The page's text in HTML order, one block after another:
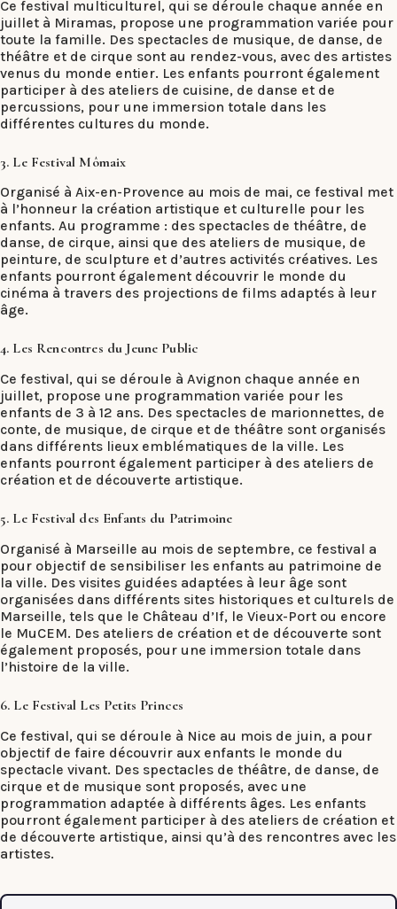
Ce festival multiculturel, qui se déroule chaque année en
juillet à Miramas, propose une programmation variée pour
toute la famille. Des spectacles de musique, de danse, de
théâtre et de cirque sont au rendez-vous, avec des artistes
venus du monde entier. Les enfants pourront également
participer à des ateliers de cuisine, de danse et de
percussions, pour une immersion totale dans les
différentes cultures du monde.
3. Le Festival Mômaix
Organisé à Aix-en-Provence au mois de mai, ce festival met
à l’honneur la création artistique et culturelle pour les
enfants. Au programme : des spectacles de théâtre, de
danse, de cirque, ainsi que des ateliers de musique, de
peinture, de sculpture et d’autres activités créatives. Les
enfants pourront également découvrir le monde du
cinéma à travers des projections de films adaptés à leur
âge.
4. Les Rencontres du Jeune Public
Ce festival, qui se déroule à Avignon chaque année en
juillet, propose une programmation variée pour les
enfants de 3 à 12 ans. Des spectacles de marionnettes, de
conte, de musique, de cirque et de théâtre sont organisés
dans différents lieux emblématiques de la ville. Les
enfants pourront également participer à des ateliers de
création et de découverte artistique.
5. Le Festival des Enfants du Patrimoine
Organisé à Marseille au mois de septembre, ce festival a
pour objectif de sensibiliser les enfants au patrimoine de
la ville. Des visites guidées adaptées à leur âge sont
organisées dans différents sites historiques et culturels de
Marseille, tels que le Château d’If, le Vieux-Port ou encore
le MuCEM. Des ateliers de création et de découverte sont
également proposés, pour une immersion totale dans
l’histoire de la ville.
6. Le Festival Les Petits Princes
Ce festival, qui se déroule à Nice au mois de juin, a pour
objectif de faire découvrir aux enfants le monde du
spectacle vivant. Des spectacles de théâtre, de danse, de
cirque et de musique sont proposés, avec une
programmation adaptée à différents âges. Les enfants
pourront également participer à des ateliers de création et
de découverte artistique, ainsi qu’à des rencontres avec les
artistes.